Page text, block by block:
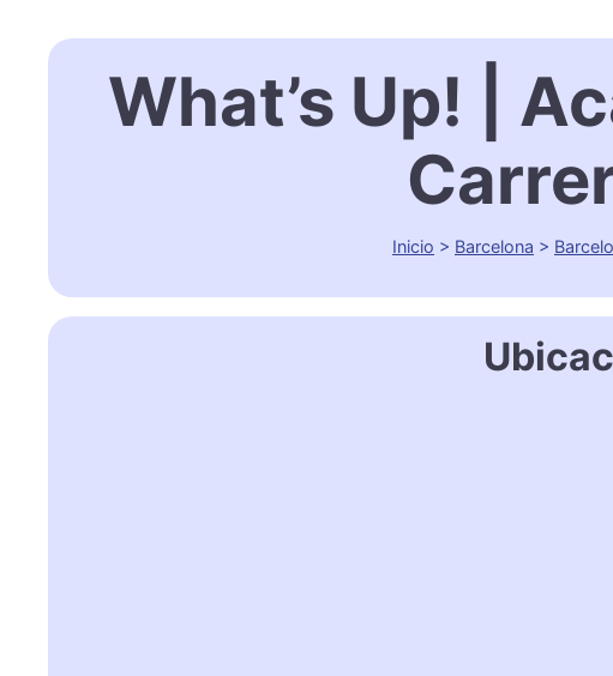
What’s Up! |
Inicio > Barcelona >